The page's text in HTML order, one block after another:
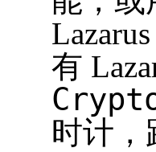
有
时计，